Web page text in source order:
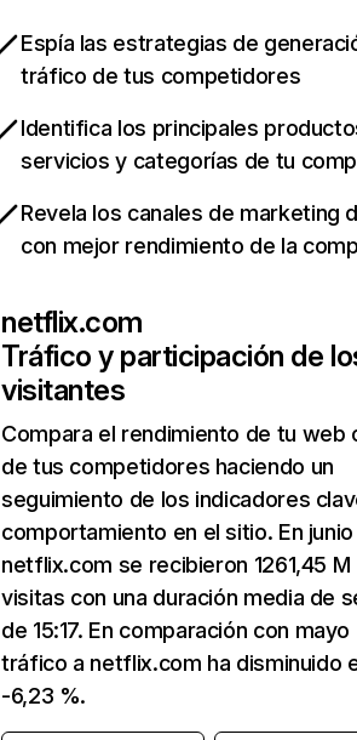
Espía las estrategias de
tráfico de tus competidores
Identifica los principales
servicios y categorías de tu
Revela los canales de marketing
con mejor rendimiento de la
netflix.com
Tráfico y participación de
visitantes
Compara el rendimiento de tu web
de tus competidores haciendo un
seguimiento de los indicadores
comportamiento en el sitio. En junio
netflix.com se recibieron 1261,45 M
visitas con una duración media de
de 15:17. En comparación con mayo
tráfico a netflix.com ha disminuido
-6,23 %.